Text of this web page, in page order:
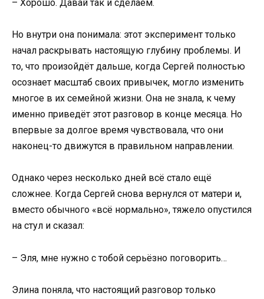
– Хорошо. Давай так и сделаем.
Но внутри она понимала: этот эксперимент только
начал раскрывать настоящую глубину проблемы. И
то, что произойдёт дальше, когда Сергей полностью
осознает масштаб своих привычек, могло изменить
многое в их семейной жизни. Она не знала, к чему
именно приведёт этот разговор в конце месяца. Но
впервые за долгое время чувствовала, что они
наконец-то движутся в правильном направлении.
Однако через несколько дней всё стало ещё
сложнее. Когда Сергей снова вернулся от матери и,
вместо обычного «всё нормально», тяжело опустился
на стул и сказал:
– Эля, мне нужно с тобой серьёзно поговорить…
Элина поняла, что настоящий разговор только